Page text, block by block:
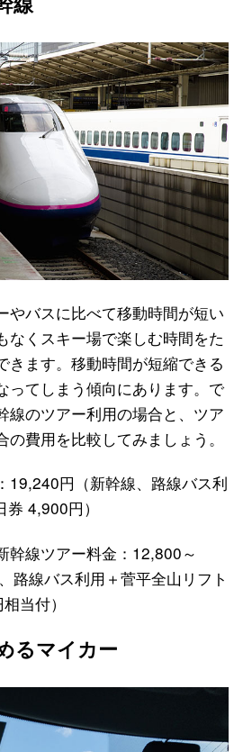
やバスに比べて移動時間が短い
なくスキー場で楽しむ時間をた
きます。移動時間が短縮できる
ってしまう傾向にあります。で
線のツアー利用の場合と、ツア
費用を比較してみましょう。
19,240円（新幹線、路線バス利
4,900円）
幹線ツアー料金：12,800～
路線バス利用＋菅平全山リフト
当付）
るマイカー